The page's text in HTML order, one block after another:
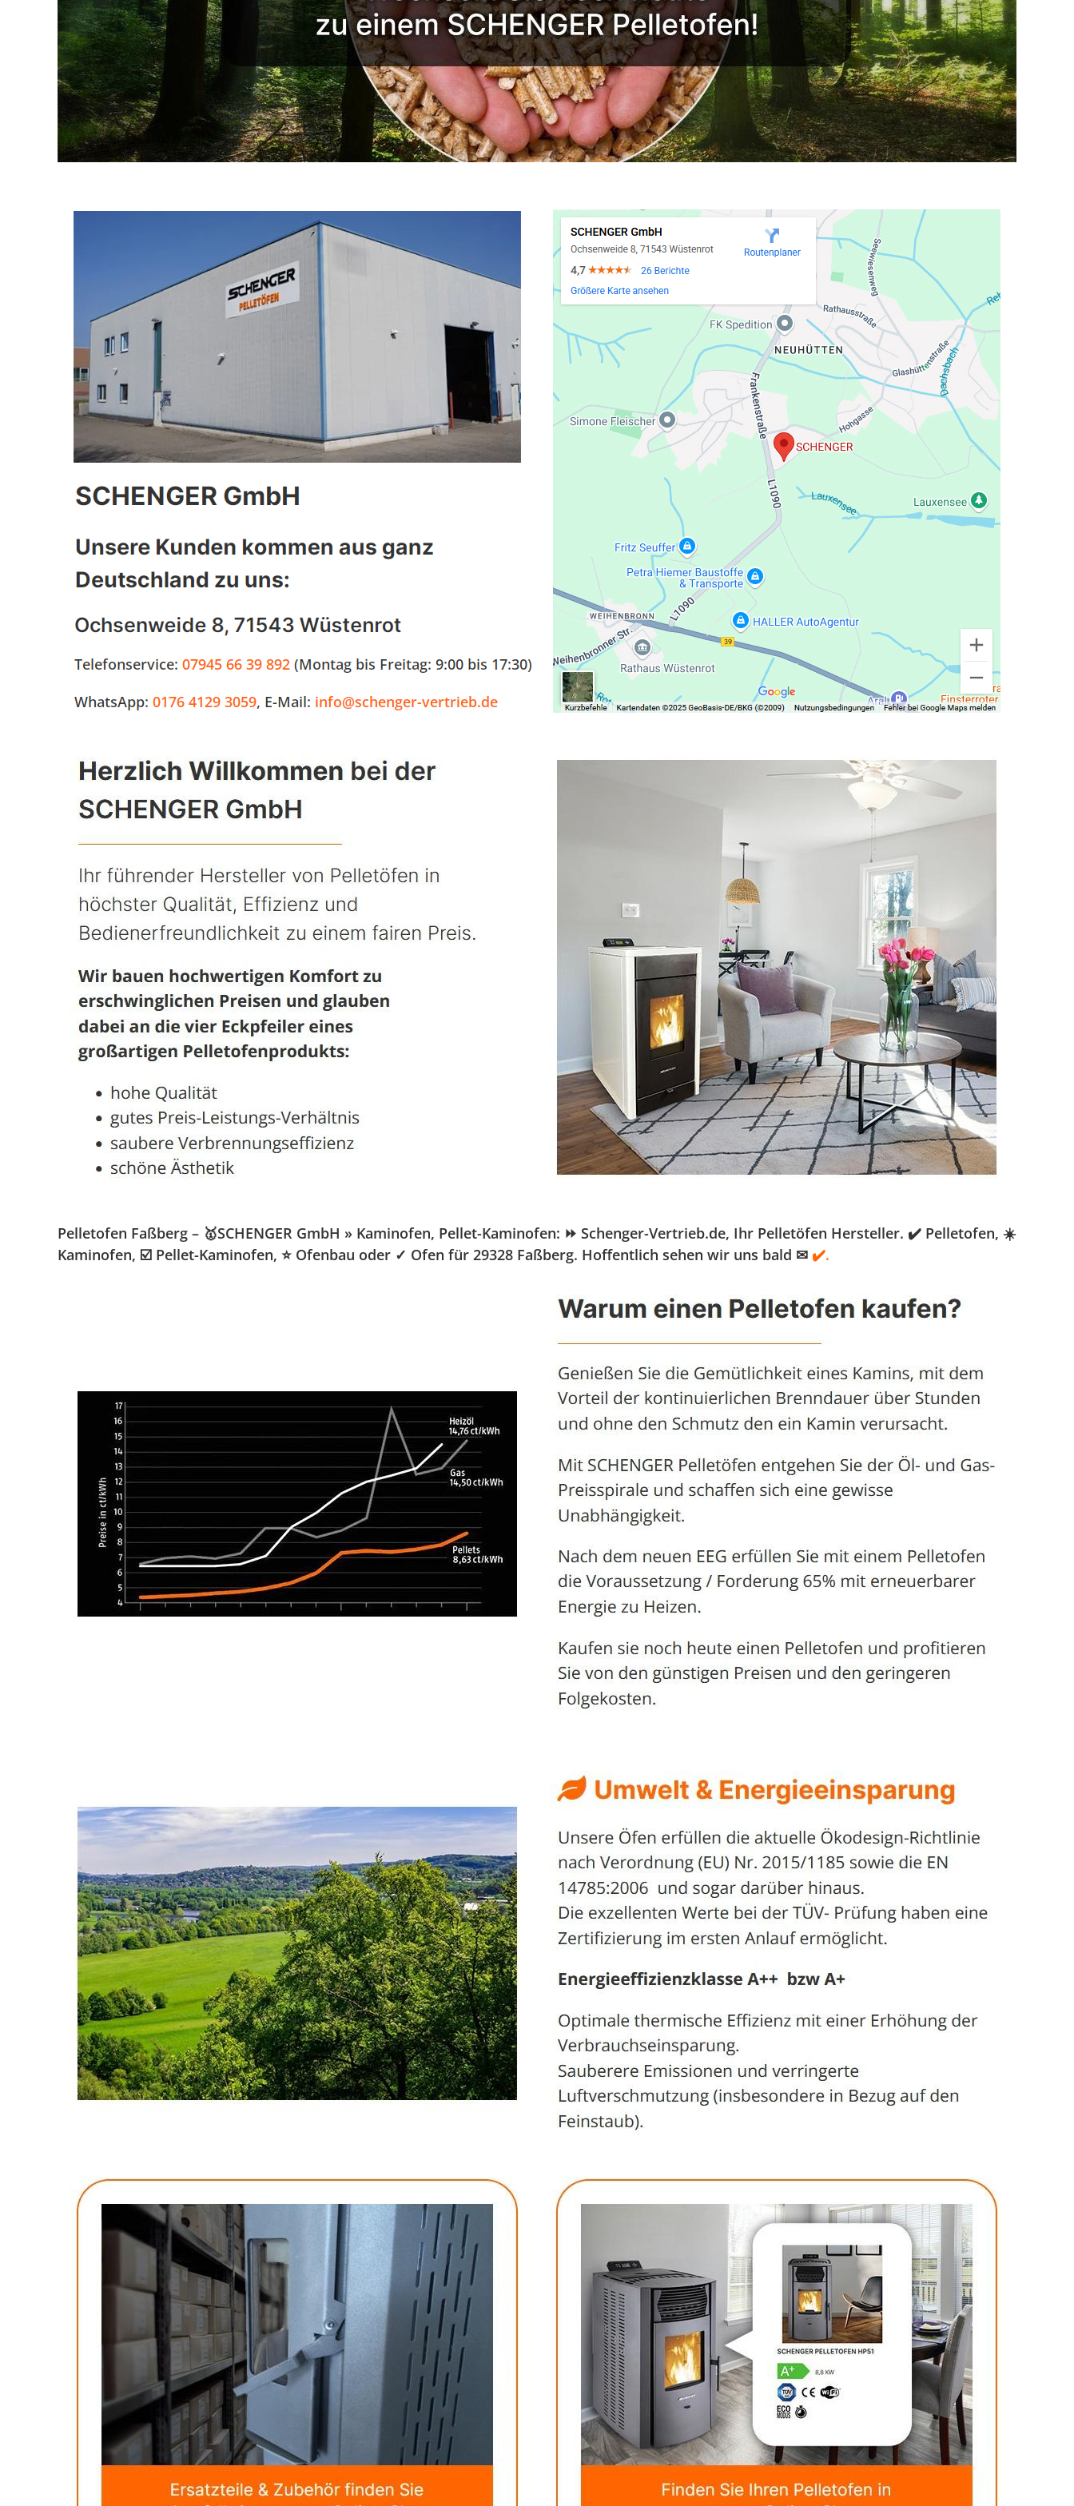
Pelletofen Faßberg – 🥇SCHENGER GmbH » Kaminofen, Pellet-Kaminofen: ⏩ Schenger-Vertrieb.de, Ihr Pelletöfen Hersteller. ✔️ Pelletofen, ☀️
Kaminofen, ☑️ Pellet-Kaminofen, ⭐ Ofenbau oder ✓ Ofen für 29328 Faßberg. Hoffentlich sehen wir uns bald ✉ ✔️.